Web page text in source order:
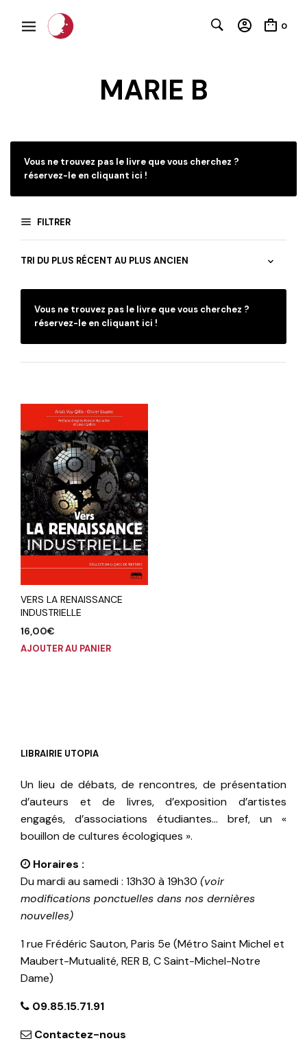
0
MARIE B
Vous ne trouvez pas le livre que vous cherchez ?
réservez-le en cliquant ici !
FILTRER
Vous ne trouvez pas le livre que vous cherchez ?
réservez-le en cliquant ici !
VERS LA RENAISSANCE
INDUSTRIELLE
16,00€
AJOUTER AU PANIER
LIBRAIRIE UTOPIA
Un lieu de débats, de rencontres, de présentation
d’auteurs et de livres, d’exposition d’artistes
engagés, d’associations étudiantes… bref, un «
bouillon de cultures écologiques ».
Horaires :
Du mardi au samedi : 13h30 à 19h30 (voir
modifications ponctuelles dans nos dernières
nouvelles)
1 rue Frédéric Sauton, Paris 5e (Métro Saint Michel et
Maubert-Mutualité, RER B, C Saint-Michel-Notre
Dame)
09.85.15.71.91
Contactez-nous